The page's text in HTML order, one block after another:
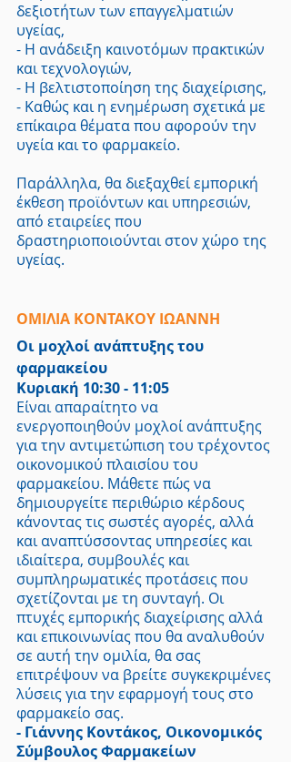
δεξιοτήτων των επαγγελματιών
υγείας,
- Η ανάδειξη καινοτόμων πρακτικών
και τεχνολογιών,
- Η βελτιστοποίηση της διαχείρισης,
- Καθώς και η ενημέρωση σχετικά με
επίκαιρα θέματα που αφορούν την
υγεία και το φαρμακείο.
Παράλληλα, θα διεξαχθεί εμπορική
έκθεση προϊόντων και υπηρεσιών,
από εταιρείες που
δραστηριοποιούνται στον χώρο της
υγείας.
ΟΜΙΛΙΑ ΚΟΝΤΑΚΟΥ ΙΩΑΝΝΗ
Οι μοχλοί ανάπτυξης του
φαρμακείου
Κυριακή 10:30 - 11:05
Είναι απαραίτητο να
ενεργοποιηθούν μοχλοί ανάπτυξης
για την αντιμετώπιση του τρέχοντος
οικονομικού πλαισίου του
φαρμακείου. Μάθετε πώς να
δημιουργείτε περιθώριο κέρδους
κάνοντας τις σωστές αγορές, αλλά
και αναπτύσσοντας υπηρεσίες και
ιδιαίτερα, συμβουλές και
συμπληρωματικές προτάσεις που
σχετίζονται με τη συνταγή. Οι
πτυχές εμπορικής διαχείρισης αλλά
και επικοινωνίας που θα αναλυθούν
σε αυτή την ομιλία, θα σας
επιτρέψουν να βρείτε συγκεκριμένες
λύσεις για την εφαρμογή τους στο
φαρμακείο σας.
- Γιάννης Κοντάκος, Οικονομικός
Σύμβουλος Φαρμακείων